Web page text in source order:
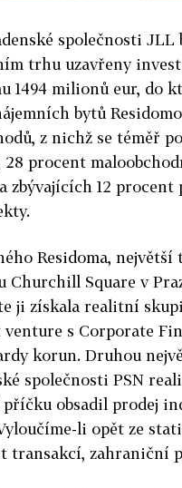
společnosti JLL
trhu uzavřeny
1494 milionů eur, do
bytů
z nichž se téměř
procent
12 procent
Residoma,
Churchill Square v
ji získala realitní
s Corporate
korun. Druhou
společnosti PSN
příčku obsadil prodej
li opět ze
transakcí, zahraniční